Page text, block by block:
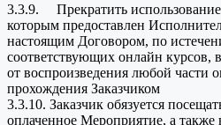
3.3.9. Прекратить использование
которым предоставлен
настоящим Договором, по
соответствующих онлайн курсов,
от воспроизведения любой части
прохождения Заказчиком
3.3.10. Заказчик обязуется
оплаченное Мероприятие, а также